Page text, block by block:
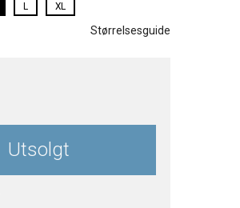
L XL
Størrelsesguide
Utsolgt